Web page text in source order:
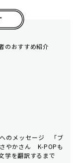
のおすすめ紹介
のメッセージ 「ブ
やかさん K-POPも
学を翻訳するまで